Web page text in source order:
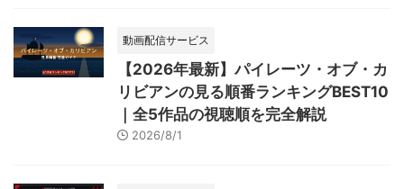
動画配信サービス
【2026年最新】パイレーツ・オブ・カ
リビアンの見る順番ランキングBEST10
｜全5作品の視聴順を完全解説
2026/8/1